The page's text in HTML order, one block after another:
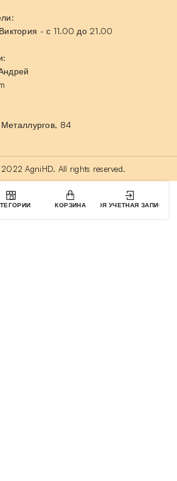
- с 11.00 до 21.00
Металлургов, 84
2022 AgniHD. All rights reserved.
КОРЗИНА МОЯ УЧЕТНАЯ ЗАПИСЬ